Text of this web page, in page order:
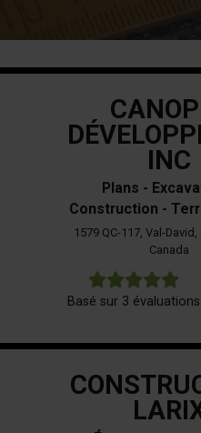
INC
Plans -
Construction -
1579 QC-117, Val-David,
Canada
Basé sur 3 évaluations